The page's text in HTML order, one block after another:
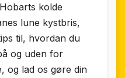
kolde
lune kystbris,
til, hvordan du
og uden for
og lad os gøre din